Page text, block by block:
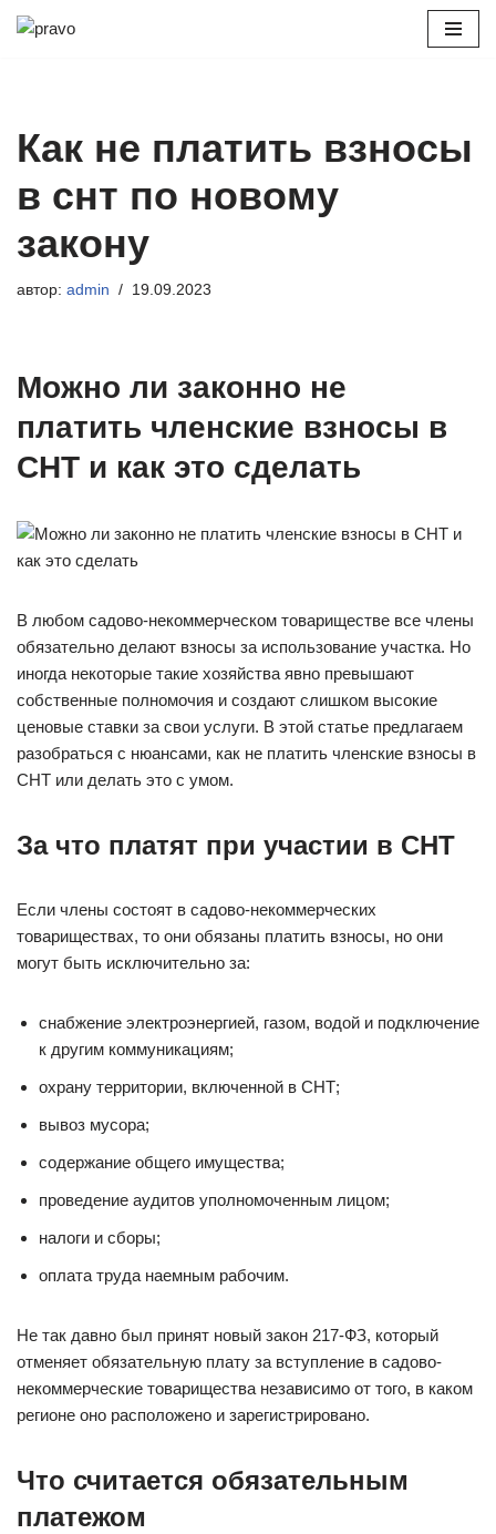
Как не платить взносы
в снт по новому
закону
автор: admin 19.09.2023
Можно ли законно не
платить членские взносы в
СНТ и как это сделать
В любом садово-некоммерческом товариществе все члены
обязательно делают взносы за использование участка. Но
иногда некоторые такие хозяйства явно превышают
собственные полномочия и создают слишком высокие
ценовые ставки за свои услуги. В этой статье предлагаем
разобраться с нюансами, как не платить членские взносы в
СНТ или делать это с умом.
За что платят при участии в СНТ
Если члены состоят в садово-некоммерческих
товариществах, то они обязаны платить взносы, но они
могут быть исключительно за:
снабжение электроэнергией, газом, водой и подключение
к другим коммуникациям;
охрану территории, включенной в СНТ;
вывоз мусора;
содержание общего имущества;
проведение аудитов уполномоченным лицом;
налоги и сборы;
оплата труда наемным рабочим.
Не так давно был принят новый закон 217-ФЗ, который
отменяет обязательную плату за вступление в садово-
некоммерческие товарищества независимо от того, в каком
регионе оно расположено и зарегистрировано.
Что считается обязательным
платежом